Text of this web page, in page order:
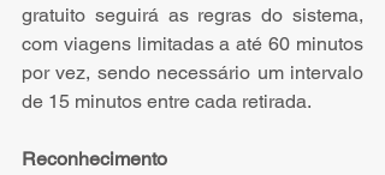
gratuito seguirá as regras do sistema,
com viagens limitadas a até 60 minutos
por vez, sendo necessário um intervalo
de 15 minutos entre cada retirada.
Reconhecimento